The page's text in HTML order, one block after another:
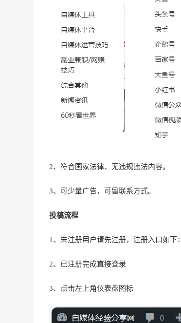
2、符合国家法律、无违规违法内容。
3、可少量广告，可留联系方式。
投稿流程
1、未注册用户请先注册，注册入口如下：
2、已注册完成直接登录
3、点击左上角仪表盘图标